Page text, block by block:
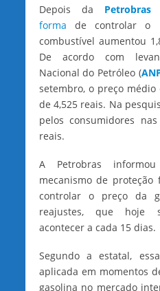
Depois da Petrobras
forma de controlar o
combustível aumentou
De acordo com
Nacional do Petróleo (
setembro, o preço
de 4,525 reais. Na
pelos consumidores
reais.
A Petrobras
mecanismo de proteção
controlar o preço da
reajustes, que hoje
acontecer a cada 15 dias.
Segundo a estatal,
aplicada em momentos
gasolina no mercado